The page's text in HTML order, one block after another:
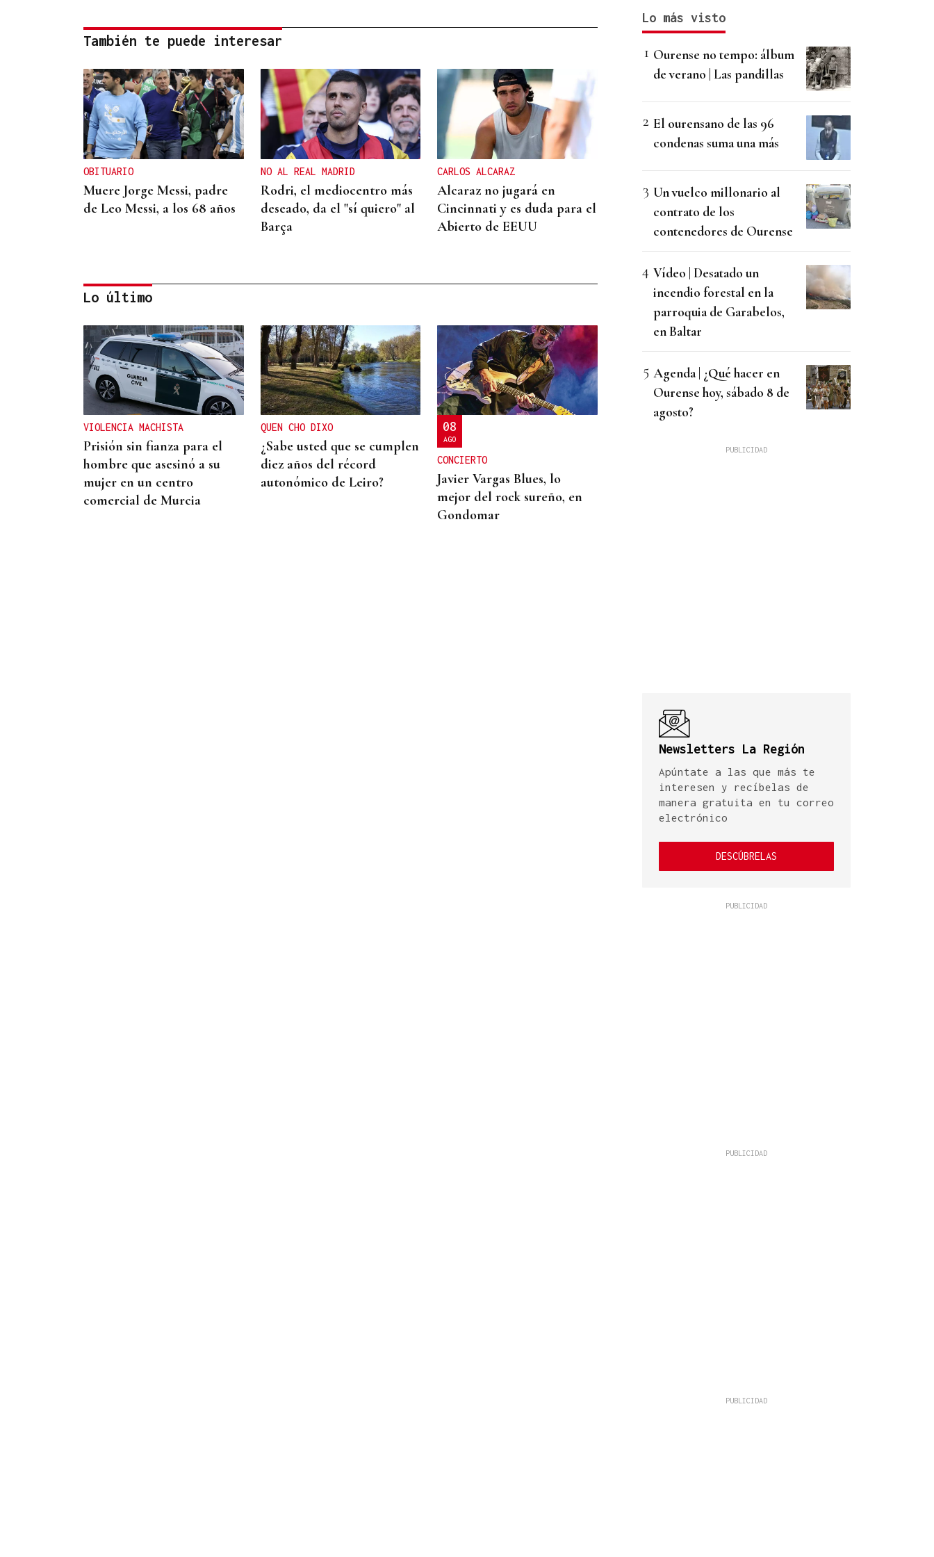
También te puede interesar
OBITUARIO
Muere Jorge Messi, padre
de Leo Messi, a los 68 años
NO AL REAL MADRID
Rodri, el mediocentro más
deseado, da el "sí quiero" al
Barça
CARLOS ALCARAZ
Alcaraz no jugará en
Cincinnati y es duda para el
Abierto de EEUU
SUSTITUTO DEL OURENSANO
Vázquez Alvite, nuevo
presidente del Comité
Técnico en Galicia
Lo último
VIOLENCIA MACHISTA
Prisión sin fianza para el
hombre que asesinó a su
mujer en un centro
comercial de Murcia
QUEN CHO DIXO
¿Sabe usted que se cumplen
diez años del récord
autonómico de Leiro?
08
AGO
CONCIERTO
Javier Vargas Blues, lo
mejor del rock sureño, en
Gondomar
Lo más visto
Ourense no tempo: álbum
de verano | Las pandillas
El ourensano de las 96
condenas suma una más
Un vuelco millonario al
contrato de los
contenedores de Ourense
Vídeo | Desatado un
incendio forestal en la
parroquia de Garabelos,
en Baltar
Agenda | ¿Qué hacer en
Ourense hoy, sábado 8 de
agosto?
Newsletters La Región
Apúntate a las que más te
interesen y recíbelas de
manera gratuita en tu correo
electrónico
DESCÚBRELAS